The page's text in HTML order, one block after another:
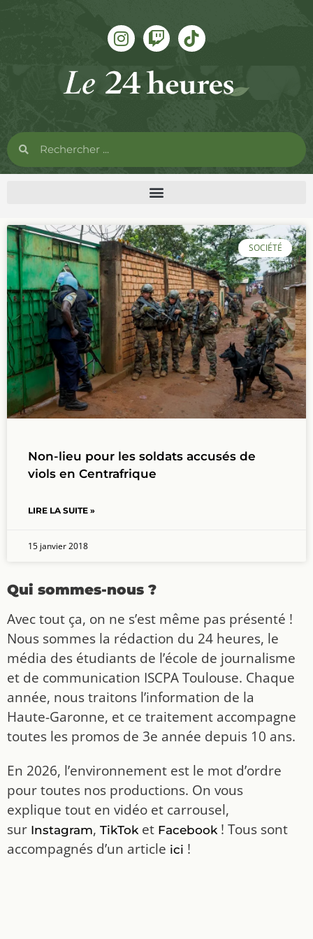
SOCIÉTÉ
Non-lieu pour les soldats accusés de
viols en Centrafrique
LIRE LA SUITE »
15 janvier 2018
Qui sommes-nous ?
Avec tout ça, on ne s’est même pas présenté !
Nous sommes la rédaction du 24 heures, le
média des étudiants de l’école de journalisme
et de communication ISCPA Toulouse. Chaque
année, nous traitons l’information de la
Haute-Garonne, et ce traitement accompagne
toutes les promos de 3e année depuis 10 ans.
En 2026, l’environnement est le mot d’ordre
pour toutes nos productions. On vous
explique tout en vidéo et carrousel,
sur Instagram, TikToket Facebook! Tous sont
accompagnés d’un article ici !